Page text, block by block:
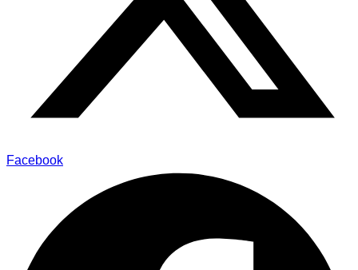
Facebook